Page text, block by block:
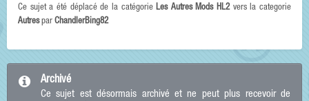
Ce sujet a été déplacé de la catégorieLes Autres Mods HL2vers la categorie
Autrespar ChandlerBing82
Archivé
Ce sujet est désormais archivé et ne peut plus recevoir de